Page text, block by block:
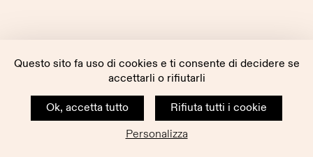
Questo sito fa uso di cookies e ti consente di decidere se
accettarli o rifiutarli
Ok, accetta tutto
Rifiuta tutti i cookie
Personalizza